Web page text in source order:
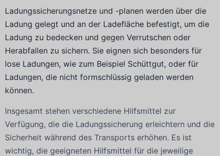
Ladungssicherungsnetze und -planen werden über die
Ladung gelegt und an der Ladefläche befestigt, um die
Ladung zu bedecken und gegen Verrutschen oder
Herabfallen zu sichern. Sie eignen sich besonders für
lose Ladungen, wie zum Beispiel Schüttgut, oder für
Ladungen, die nicht formschlüssig geladen werden
können.
Insgesamt stehen verschiedene Hilfsmittel zur
Verfügung, die die Ladungssicherung erleichtern und die
Sicherheit während des Transports erhöhen. Es ist
wichtig, die geeigneten Hilfsmittel für die jeweilige